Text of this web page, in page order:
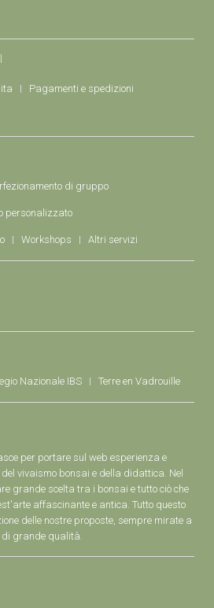
Pagamenti e spedizioni
di gruppo
personalizzato
Workshops Altri servizi
Nazionale IBS Terre en Vadrouille
per portare sul web esperienza e
vivaismo bonsai e della didattica. Nel
grande scelta tra i bonsai e tutto ciò che
affascinante e antica. Tutto questo
delle nostre proposte, sempre mirate a
di grande qualità.